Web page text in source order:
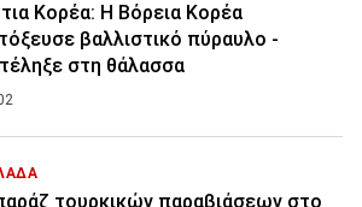
Κορέα: Η Βόρεια Κορέα
βαλλιστικό πύραυλο -
στη θάλασσα
τουρκικών παραβιάσεων στο